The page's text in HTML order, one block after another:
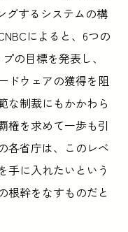
グするシステムの構
によると、6つの
の目標を発表し、
ドウェアの獲得を阻
な制裁にもかかわら
権を求めて一歩も引
各省庁は、このレベ
手に入れたいという
根幹をなすものだと